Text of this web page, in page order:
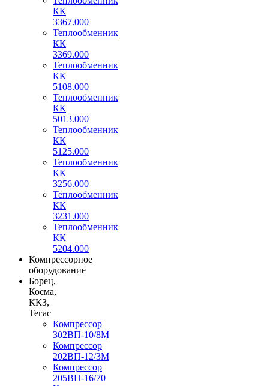
КК
3367.000
Теплообменник
КК
3369.000
Теплообменник
КК
5108.000
Теплообменник
КК
5013.000
Теплообменник
КК
5125.000
Теплообменник
КК
3256.000
Теплообменник
КК
3231.000
Теплообменник
КК
5204.000
Компрессорное
оборудование
Борец,
Косма,
ККЗ,
Тегас
Компрессор
302ВП-10/8М
Компрессор
202ВП-12/3М
Компрессор
205ВП-16/70